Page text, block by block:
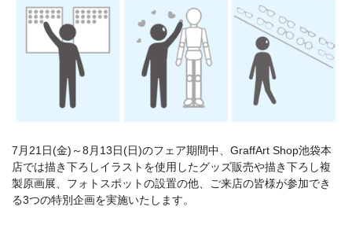
7月21日(金)～8月13日(日)のフェア期間中、GraffArt Shop池袋本
店では描き下ろしイラストを使用したグッズ販売や描き下ろし複
製原画展、フォトスポットの設置の他、ご来店の皆様が参加でき
る3つの特別企画を実施いたします。